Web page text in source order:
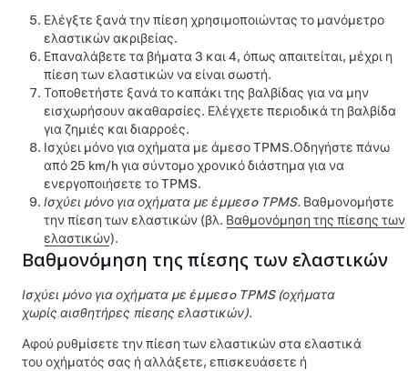
Ελέγξτε ξανά την πίεση χρησιμοποιώντας το μανόμετρο
ελαστικών ακριβείας.
Επαναλάβετε τα βήματα 3 και 4, όπως απαιτείται, μέχρι η
πίεση των ελαστικών να είναι σωστή.
Τοποθετήστε ξανά το καπάκι της βαλβίδας για να μην
εισχωρήσουν ακαθαρσίες. Ελέγχετε περιοδικά τη βαλβίδα
για ζημιές και διαρροές.
Ισχύει μόνο για οχήματα με άμεσο TPMS.Οδηγήστε πάνω
από25 km/h για σύντομο χρονικό διάστημα για να
ενεργοποιήσετε το TPMS.
Ισχύει μόνο για οχήματα με έμμεσo TPMS. Βαθμονομήστε
την πίεση των ελαστικών (βλ. Βαθμονόμηση της πίεσης των
ελαστικών).
Βαθμονόμηση της πίεσης των ελαστικών
Ισχύει μόνο για οχήματα με έμμεσo TPMS (οχήματα
χωρίς αισθητήρες πίεσης ελαστικών).
Αφού ρυθμίσετε την πίεση των ελαστικών στα ελαστικά
του οχήματός σας ή αλλάξετε, επισκευάσετε ή